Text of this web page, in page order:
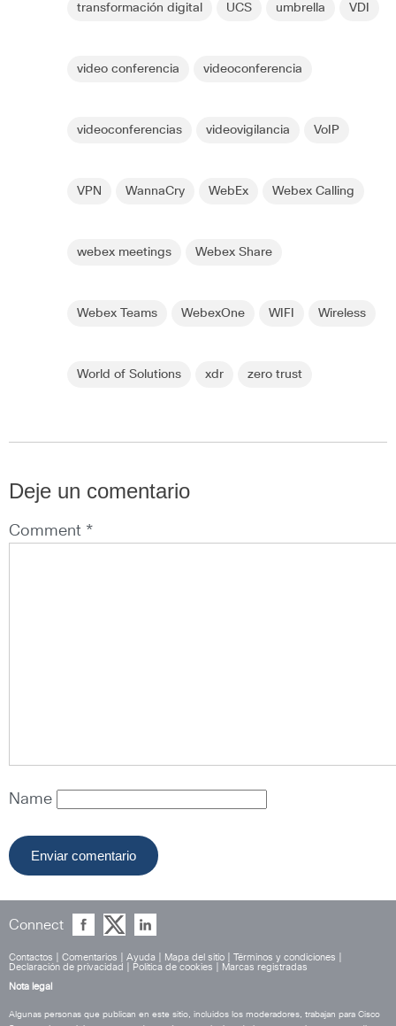
transformación digital UCS umbrella VDI
video conferencia videoconferencia
videoconferencias videovigilancia VoIP
VPN WannaCry WebEx Webex Calling
webex meetings Webex Share
Webex Teams WebexOne WIFI Wireless
World of Solutions xdr zero trust
Deje un comentario
Comment *
Name
Connect
Contactos Comentarios Ayuda Mapa del sitio Términos y condiciones
Declaración de privacidad
Política de cookies
Marcas registradas
Nota legal
Algunas personas que publican en este sitio, incluidos los moderadores, trabajan para Cisco